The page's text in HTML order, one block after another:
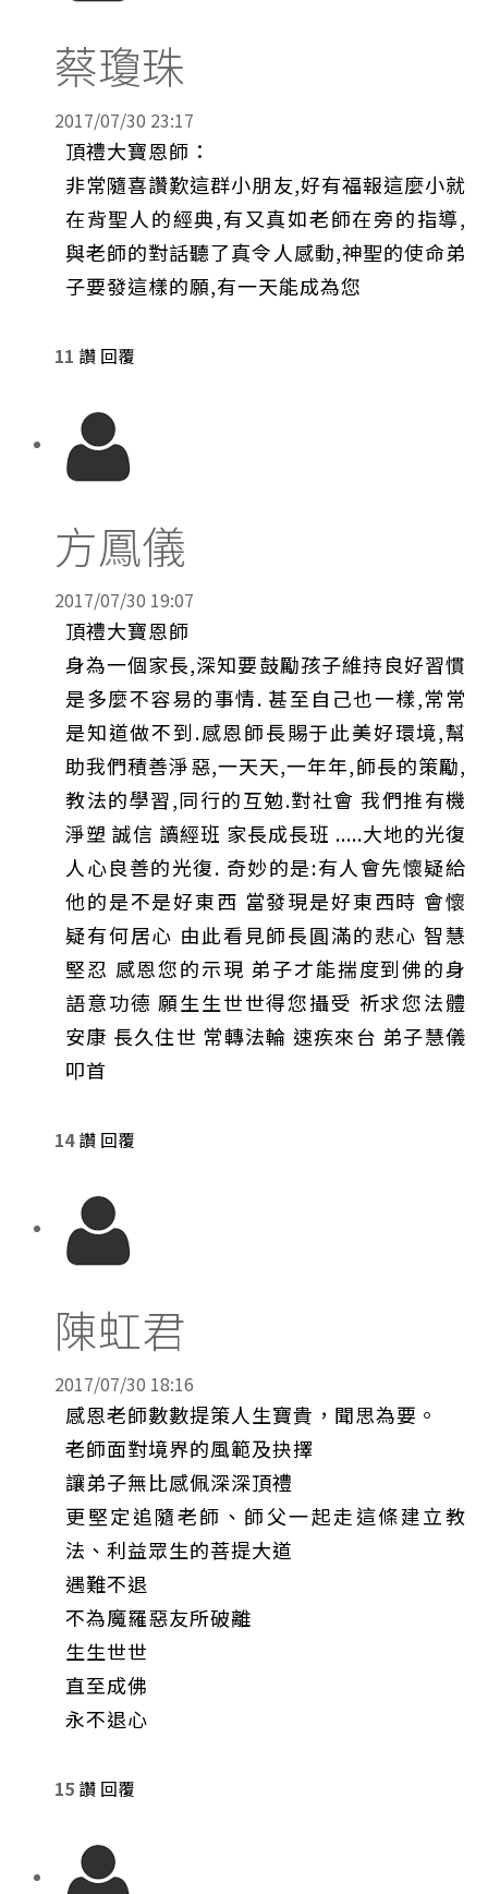
蔡瓊珠
2017/07/30 23:17
頂禮大寶恩師：
非常隨喜讚歎這群小朋友,好有福報這麼小就
在背聖人的經典,有又真如老師在旁的指導,
與老師的對話聽了真令人感動,神聖的使命弟
子要發這樣的願,有一天能成為您
11 讚 回覆
方鳳儀
2017/07/30 19:07
頂禮大寶恩師
身為一個家長,深知要鼓勵孩子維持良好習慣
是多麼不容易的事情. 甚至自己也一樣,常常
是知道做不到.感恩師長賜于此美好環境,幫
助我們積善淨惡,一天天,一年年,師長的策勵,
教法的學習,同行的互勉.對社會 我們推有機
淨塑 誠信 讀經班 家長成長班 .....大地的光復
人心良善的光復. 奇妙的是:有人會先懷疑給
他的是不是好東西 當發現是好東西時 會懷
疑有何居心 由此看見師長圓滿的悲心 智慧
堅忍 感恩您的示現 弟子才能揣度到佛的身
語意功德 願生生世世得您攝受 祈求您法體
安康 長久住世 常轉法輪 速疾來台 弟子慧儀
叩首
14 讚 回覆
陳虹君
2017/07/30 18:16
感恩老師數數提策人生寶貴，聞思為要。
老師面對境界的風範及抉擇
讓弟子無比感佩深深頂禮
更堅定追隨老師、師父一起走這條建立教
法、利益眾生的菩提大道
遇難不退
不為魔羅惡友所破離
生生世世
直至成佛
永不退心
15 讚 回覆